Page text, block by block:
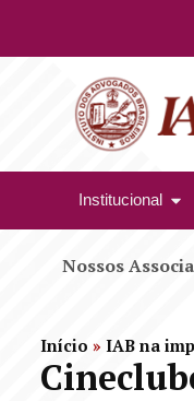
Institucional
Nossos
Início » IAB na